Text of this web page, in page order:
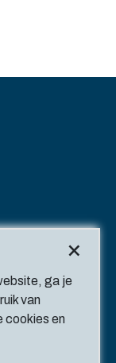
×
ga je
van
cookies en